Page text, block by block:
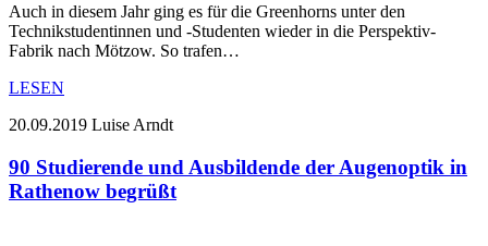
Auch in diesem Jahr ging es für die Greenhorns unter den
Technikstudentinnen und -Studenten wieder in die Perspektiv-
Fabrik nach Mötzow. So trafen…
LESEN
20.09.2019 Luise Arndt
90 Studierende und Ausbildende der Augenoptik in
Rathenow begrüßt